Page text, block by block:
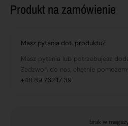
Produkt na zamówienie
Masz pytania dot. produktu?
Masz pytania lub potrzebujesz
Zadzwoń do nas, chętnie
+48 89 762 17 39
brak w